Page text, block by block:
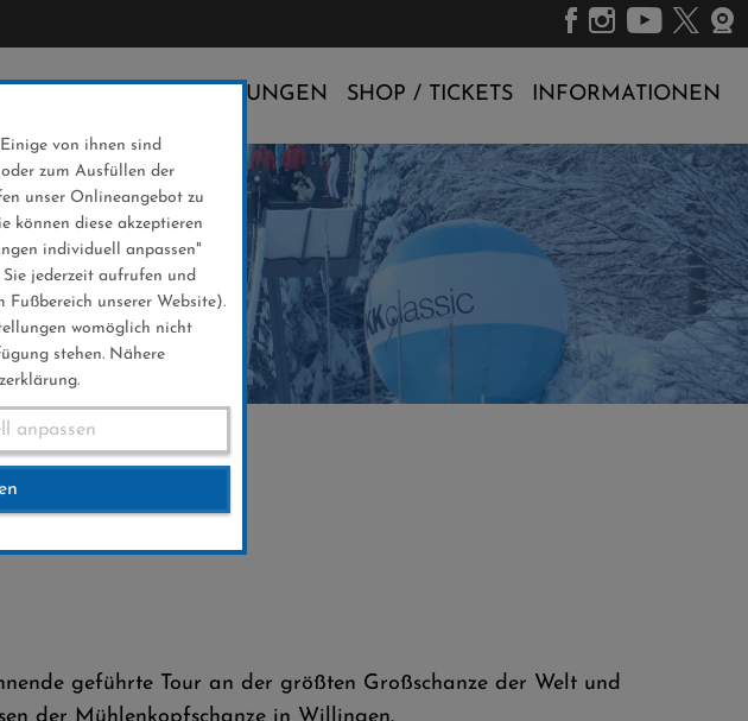
VERANSTALTUNGEN SHOP / TICKETS INFORMATIONEN
geführte Tour an der größten Großschanze der Welt und
von ihnen sind
zum Ausfüllen der
unser Onlineangebot zu
können diese akzeptieren
individuell anpassen"
jederzeit aufrufen und
Fußbereich unserer Website).
womöglich nicht
stehen. Nähere
anpassen